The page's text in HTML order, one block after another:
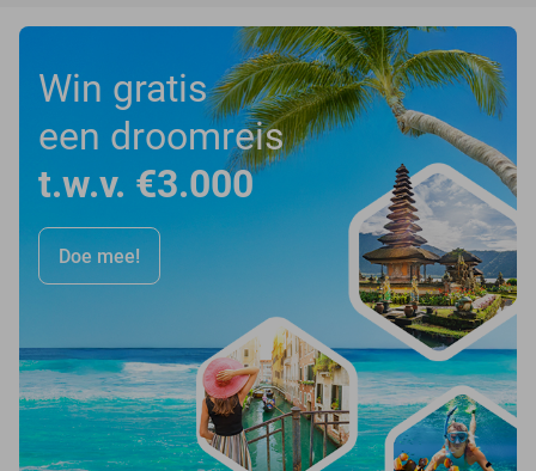
Win gratis
een droomreis
t.w.v. €3.000
Doe mee!